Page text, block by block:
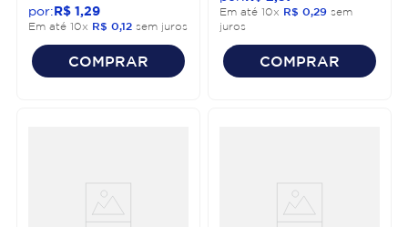
R$ 1 29
Em até 10x R$ 0 12 sem juros
COMPRAR
Em até 10x R$ 0 29 sem
juros
COMPRAR